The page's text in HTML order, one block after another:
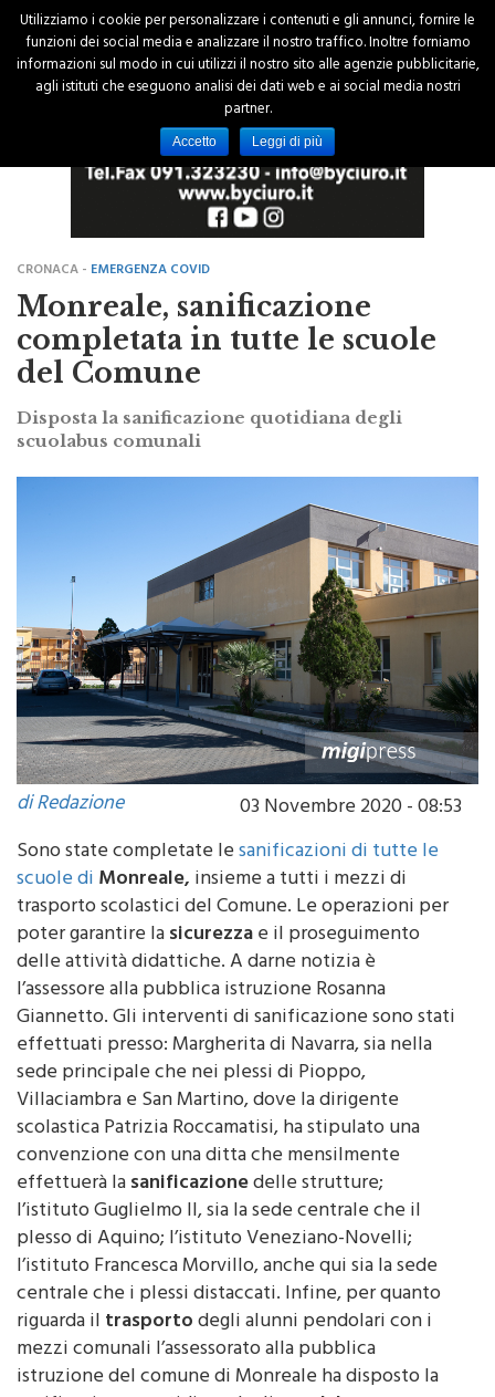
CRONACA -EMERGENZA COVID
Monreale, sanificazione
completata in tutte le scuole
del Comune
Disposta la sanificazione quotidiana degli
scuolabus comunali
di Redazione
03 Novembre 2020 - 08:53
sanificazioni di tutte le
scuole diMonreale,insieme a tutti i mezzi di
trasporto scolastici del Comune. Le operazioni per
poter garantire lasicurezzae il proseguimento
delle attività didattiche. A darne notizia è
l’assessore alla pubblica istruzione Rosanna
Giannetto. Gli interventi di sanificazione sono stati
effettuati presso: Margherita di Navarra, sia nella
sede principale che nei plessi di Pioppo,
Villaciambra e San Martino, dove la dirigente
scolastica Patrizia Roccamatisi, ha stipulato una
convenzione con una ditta che mensilmente
effettuerà lasanificazionedelle strutture;
l’istituto Guglielmo II, sia la sede centrale che il
plesso di Aquino; l’istituto Veneziano-Novelli;
l’istituto Francesca Morvillo, anche qui sia la sede
centrale che i plessi distaccati. Infine, per quanto
riguarda iltrasportodegli alunni pendolari con i
mezzi comunali l’assessorato alla pubblica
istruzione del comune di Monreale ha disposto la
sanificazione quotidiana degliscuolabus.
Utilizziamo i cookie per personalizzare i contenuti e gli annunci, fornire le
funzioni dei social media e analizzare il nostro traffico. Inoltre forniamo
informazioni sul modo in cui utilizzi il nostro sito alle agenzie pubblicitarie,
agli istituti che eseguono analisi dei dati web e ai social media nostri
partner.
Accetto Leggi di più